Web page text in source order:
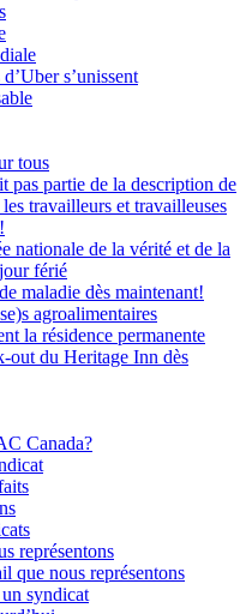
s’unissent
tous
pas partie de la description de
travailleurs et travailleuses
nationale de la vérité et de la
férié
maladie dès maintenant!
agroalimentaires
la résidence permanente
out du Heritage Inn dès
Canada?
représentons
que nous représentons
syndicat